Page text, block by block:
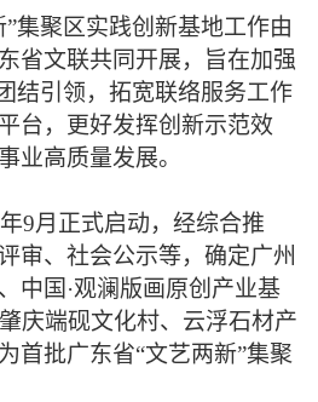
聚区实践创新基地工作由
省文联共同开展，旨在加强
结引领，拓宽联络服务工作
台，更好发挥创新示范效
业高质量发展。
月正式启动，经综合推
审、社会公示等，确定广州
中国·观澜版画原创产业基
庆端砚文化村、云浮石材产
首批广东省“文艺两新”集聚